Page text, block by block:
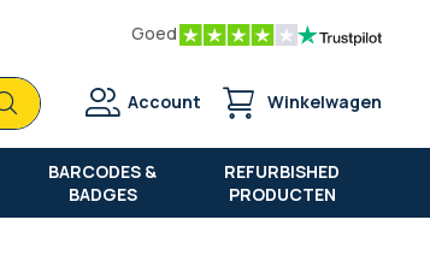
Goed
Zoek
Zoek
Account Winkelwagen
BARCODES &
BADGES
REFURBISHED
PRODUCTEN